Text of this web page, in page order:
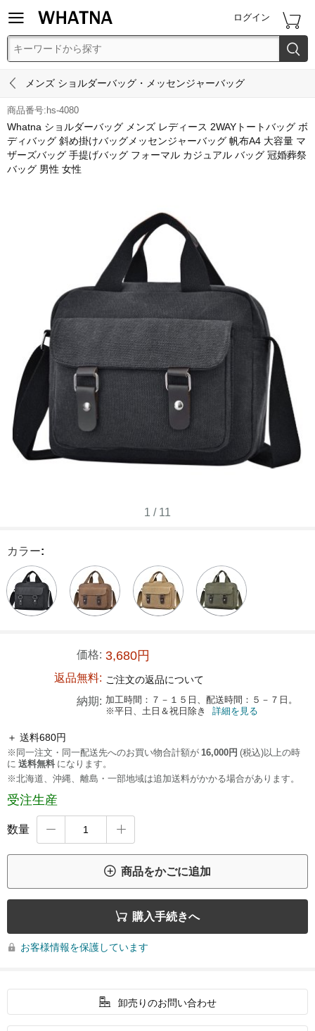
 ログイン 

 メンズ ショルダーバッグ・メッセンジャーバッグ
商品番号:hs-4080
Whatna ショルダーバッグ メンズ レディース 2WAYトートバッグ ボ
ディバッグ 斜め掛けバッグメッセンジャーバッグ 帆布A4 大容量 マ
ザーズバッグ 手提げバッグ フォーマル カジュアル バッグ 冠婚葬祭
バッグ 男性 女性
1 / 11
カラー:
価格: 3,680円
返品無料: ご注文の返品について
納期: 加工時間：７－１５日、配送時間：５－７日。
※平日、土日＆祝日除き
詳細を見る
＋ 送料680円
※同一注文・同一配送先へのお買い物合計額が 16,000円 (税込)以上の時
に 送料無料 になります。
※北海道、沖縄、離島・一部地域は追加送料がかかる場合があります。
受注生産
数量  
 商品をかごに追加
 購入手続きへ
 お客様情報を保護しています
 卸売りのお問い合わせ